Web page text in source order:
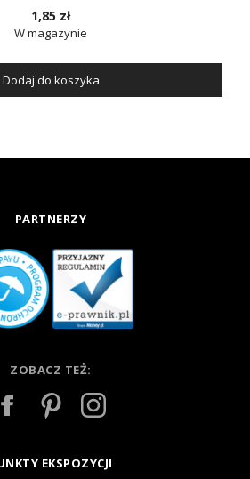
1,85 zł
W magazynie
Dodaj do koszyka
PARTNERZY
ZOBACZ TEŻ:
EKSPOZYCJI